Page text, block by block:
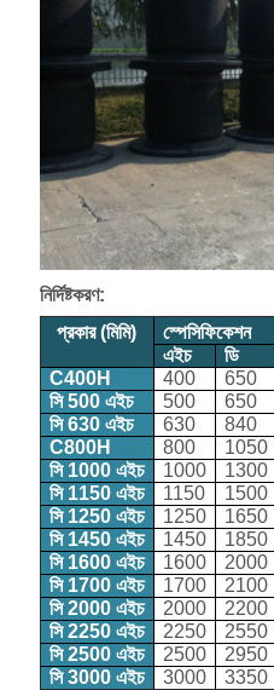
নির্দিষ্টকরণ:
প্রকার (মিমি)
স্পেসিফিকেশন
এইচ
ডি
C400H
400 650
সি 500 এইচ
500 650
সি 630 এইচ
630 840
C800H
800 1050
সি 1000 এইচ
1000 1300
সি 1150 এইচ
1150 1500
সি 1250 এইচ
1250 1650
সি 1450 এইচ
1450 1850
সি 1600 এইচ
1600 2000
সি 1700 এইচ
1700 2100
সি 2000 এইচ
2000 2200
সি 2250 এইচ
2250 2550
সি 2500 এইচ
2500 2950
সি 3000 এইচ
3000 3350